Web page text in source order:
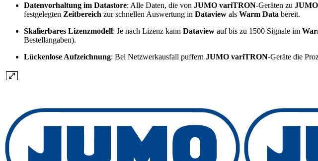
Datenvorhaltung im Datastore: Alle Daten, die von JUMO variTRON-Geräten zu
festgelegten Zeitbereich zur schnellen Auswertung in Dataview als Warm Data bereit.
Skalierbares Lizenzmodell: Je nach Lizenz kann Dataview auf bis zu 1500 Signale im
Bestellangaben).
Lückenlose Aufzeichnung: Bei Netzwerkausfall puffern JUMO variTRON-Geräte die